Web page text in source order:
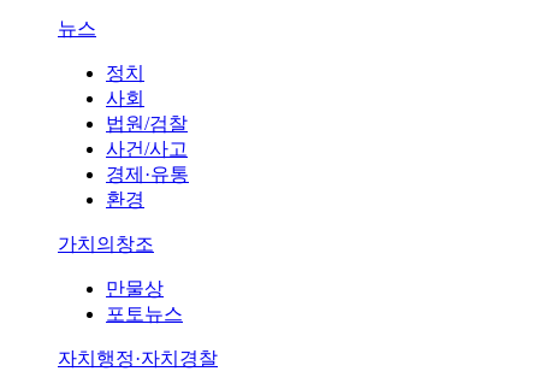
뉴스
정치
사회
법원/검찰
사건/사고
경제·유통
환경
가치의창조
만물상
포토뉴스
자치행정·자치경찰